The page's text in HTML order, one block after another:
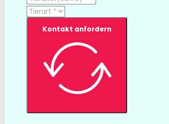
Kontakt anfordern
TESTSIEGER bereits ab € 13,35/Monat
Mit einer Tierversicherung der
persönlichen